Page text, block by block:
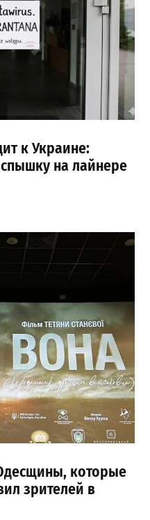
к Украине:
на лайнере
которые
зрителей в